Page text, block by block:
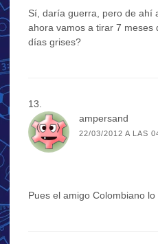
Sí, daría guerra, pero de ahí
ahora vamos a tirar 7 meses
días grises?
ampersand
22/03/2012 A LAS
Pues el amigo Colombiano lo